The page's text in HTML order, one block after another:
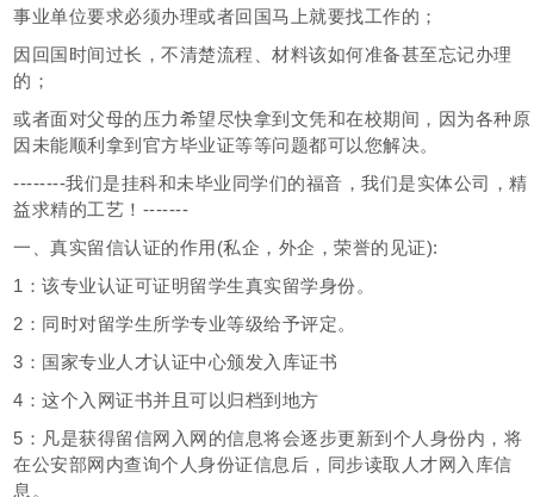
事业单位要求必须办理或者回国马上就要找工作的；
因回国时间过长，不清楚流程、材料该如何准备甚至忘记办理
的；
或者面对父母的压力希望尽快拿到文凭和在校期间，因为各种原
因未能顺利拿到官方毕业证等等问题都可以您解决。
--------我们是挂科和未毕业同学们的福音，我们是实体公司，精
益求精的工艺！-------
一、真实留信认证的作用(私企，外企，荣誉的见证):
1：该专业认证可证明留学生真实留学身份。
2：同时对留学生所学专业等级给予评定。
3：国家专业人才认证中心颁发入库证书
4：这个入网证书并且可以归档到地方
5：凡是获得留信网入网的信息将会逐步更新到个人身份内，将
在公安部网内查询个人身份证信息后，同步读取人才网入库信
息。